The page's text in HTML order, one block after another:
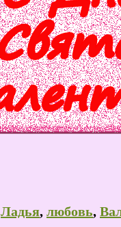
Ладья, любовь,